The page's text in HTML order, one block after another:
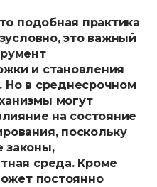
подобная практика
это важный
и становления
Но в среднесрочном
могут
на состояние
поскольку
законы,
среда. Кроме
постоянно